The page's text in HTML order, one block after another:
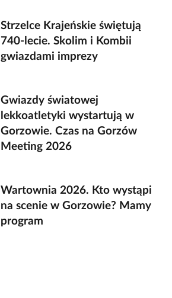
Strzelce Krajeńskie świętują
740-lecie. Skolim i Kombii
gwiazdami imprezy
Gwiazdy światowej
lekkoatletyki wystartują w
Gorzowie. Czas na Gorzów
Meeting 2026
Wartownia 2026. Kto wystąpi
na scenie w Gorzowie? Mamy
program